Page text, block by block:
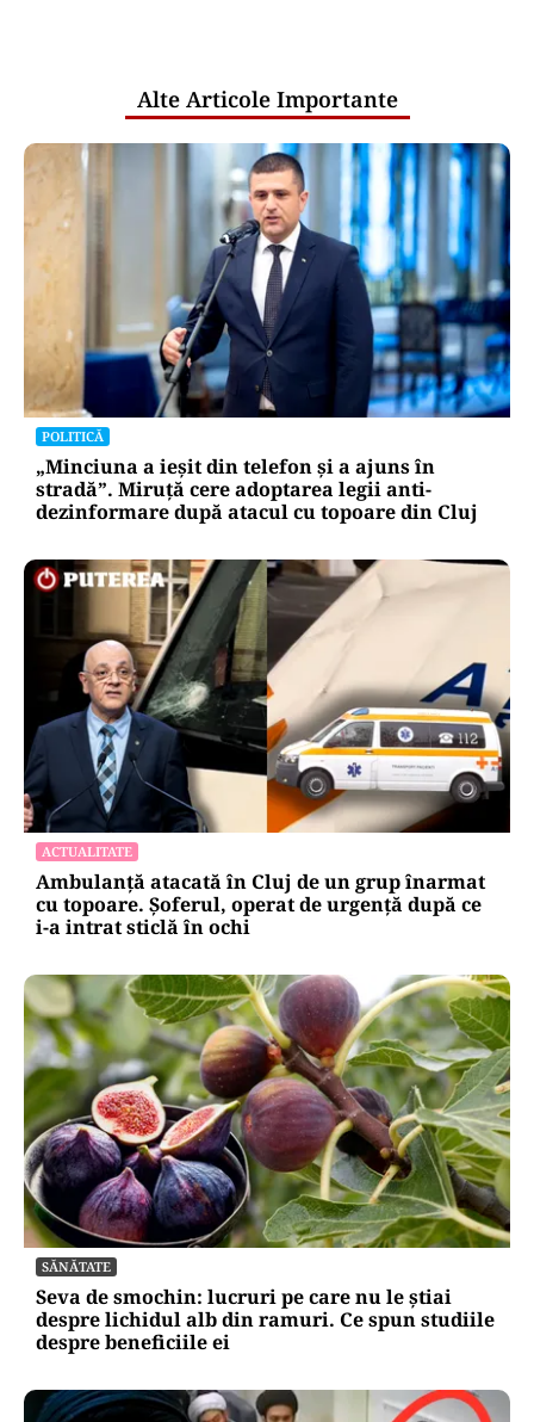
Alte Articole Importante
POLITICĂ
„Minciuna a ieșit din telefon și a ajuns în
stradă”. Miruță cere adoptarea legii anti-
dezinformare după atacul cu topoare din Cluj
ACTUALITATE
Ambulanță atacată în Cluj de un grup înarmat
cu topoare. Șoferul, operat de urgență după ce
i-a intrat sticlă în ochi
SĂNĂTATE
Seva de smochin: lucruri pe care nu le știai
despre lichidul alb din ramuri. Ce spun studiile
despre beneficiile ei